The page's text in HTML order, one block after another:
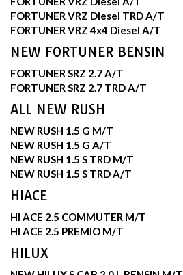
FORTUNER VRZ Diesel TRD A/T
FORTUNER VRZ 4x4 Diesel A/T
NEW FORTUNER BENSIN
FORTUNER SRZ 2.7 A/T
FORTUNER SRZ 2.7 TRD A/T
ALL NEW RUSH
NEW RUSH 1.5 G M/T
NEW RUSH 1.5 G A/T
NEW RUSH 1.5 S TRD M/T
NEW RUSH 1.5 S TRD A/T
HIACE
HI ACE 2.5 COMMUTER M/T
HI ACE 2.5 PREMIO M/T
HILUX